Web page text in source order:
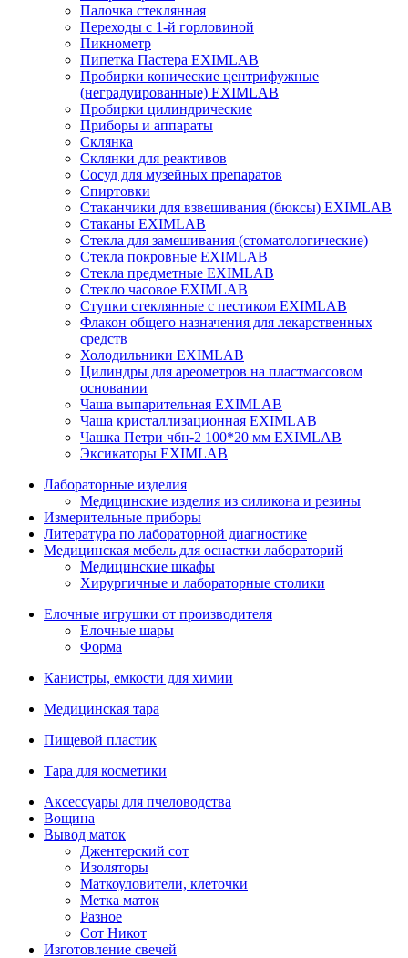
Палочка стеклянная
Переходы с 1-й горловиной
Пикнометр
Пипетка Пастера EXIMLAB
Пробирки конические центрифужные
(неградуированные) EXIMLAB
Пробирки цилиндрические
Приборы и аппараты
Склянка
Склянки для реактивов
Сосуд для музейных препаратов
Спиртовки
Стаканчики для взвешивания (бюксы) EXIMLAB
Стаканы EXIMLAB
Стекла для замешивания (стоматологические)
Стекла покровные EXIMLAB
Стекла предметные EXIMLAB
Стекло часовое EXIMLAB
Ступки стеклянные с пестиком EXIMLAB
Флакон общего назначения для лекарственных
средств
Холодильники EXIMLAB
Цилиндры для ареометров на пластмассовом
основании
Чаша выпарительная EXIMLAB
Чаша кристаллизационная EXIMLAB
Чашка Петри чбн-2 100*20 мм EXIMLAB
Эксикаторы EXIMLAB
Лабораторные изделия
Медицинские изделия из силикона и резины
Измерительные приборы
Литература по лабораторной диагностике
Медицинская мебель для оснастки лабораторий
Медицинские шкафы
Хирургичные и лабораторные столики
Елочные игрушки от производителя
Елочные шары
Форма
Канистры, емкости для химии
Медицинская тара
Пищевой пластик
Тара для косметики
Аксессуары для пчеловодства
Вощина
Вывод маток
Джентерский сот
Изоляторы
Маткоуловители, клеточки
Метка маток
Разное
Сот Никот
Изготовление свечей